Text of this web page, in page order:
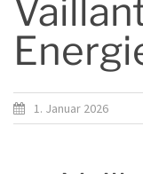
1. Januar 2026